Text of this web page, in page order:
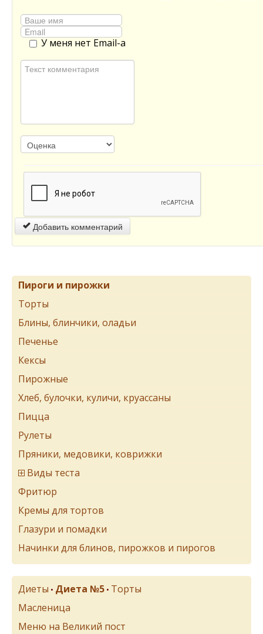
У меня нет Email-а
Добавить комментарий
Пироги и пирожки
Торты
Блины, блинчики, оладьи
Печенье
Кексы
Пирожные
Хлеб, булочки, куличи, круассаны
Пицца
Рулеты
Пряники, медовики, коврижки
Виды теста
Фритюр
Кремы для тортов
Глазури и помадки
Начинки для блинов, пирожков и пирогов
Диеты • Диета №5 • Торты
Масленица
Меню на Великий пост